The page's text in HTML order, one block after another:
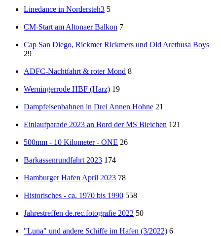
Linedance in Nordersteh3 5
CM-Start am Altonaer Balkon 7
Cap San Diego, Rickmer Rickmers und Old Arethusa Boys
29
ADFC-Nachtfahrt & roter Mond 8
Werningerrode HBF (Harz) 19
Dampfeisenbahnen in Drei Annen Hohne 21
Einlaufparade 2023 an Bord der MS Bleichen 121
500mm - 10 Kilometer - ONE 26
Barkassenrundfahrt 2023 174
Hamburger Hafen April 2023 78
Historisches - ca. 1970 bis 1990 558
Jahrestreffen de.rec.fotografie 2022 50
"Luna" und andere Schiffe im Hafen (3/2022) 6